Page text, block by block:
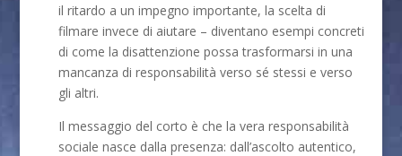
il ritardo a un impegno importante, la scelta di
filmare invece di aiutare – diventano esempi concreti
di come la disattenzione possa trasformarsi in una
mancanza di responsabilità verso sé stessi e verso
gli altri.
Il messaggio del corto è che la vera responsabilità
sociale nasce dalla presenza: dall’ascolto autentico,